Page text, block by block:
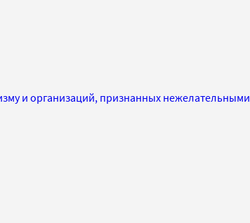
и организаций, признанных нежелательными